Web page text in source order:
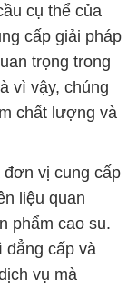
cụ thể của
cấp giải pháp
trọng trong
vì vậy, chúng
chất lượng và
vị cung cấp
liệu quan
phẩm cao su.
đẳng cấp và
vụ mà